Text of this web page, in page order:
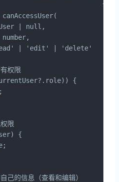
| null,
| 'edit' | 'delete'
权限
{
限
{
己的信息（查看和编辑）